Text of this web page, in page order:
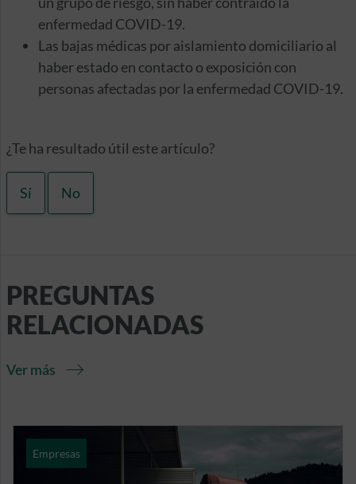
enfermedad COVID-19.
Las bajas médicas por aislamiento domiciliario al
haber estado en contacto o exposición con
personas afectadas por la enfermedad COVID-19.
¿Te ha resultado útil este artículo?
Sí No
PREGUNTAS
RELACIONADAS
Ver más
Empresas